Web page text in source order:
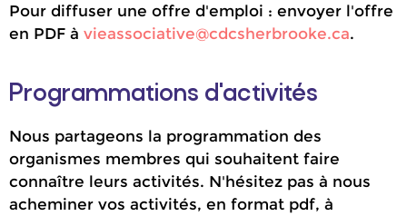
Pour diffuser une offre d'emploi : envoyer l'offre
en PDF à vieassociative@cdcsherbrooke.ca.
Programmations d'activités
Nous partageons la programmation des
organismes membres qui souhaitent faire
connaître leurs activités. N'hésitez pas à nous
acheminer vos activités, en format pdf, à